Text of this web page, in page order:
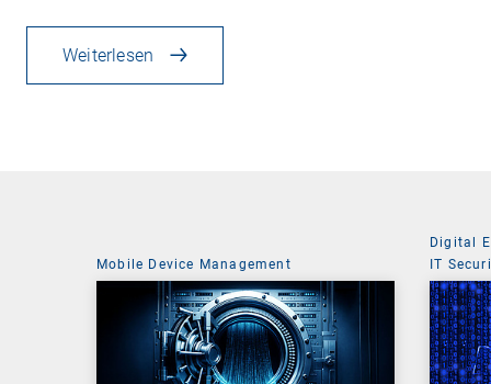
Weiterlesen
Mobile Device Management
Digital
IT